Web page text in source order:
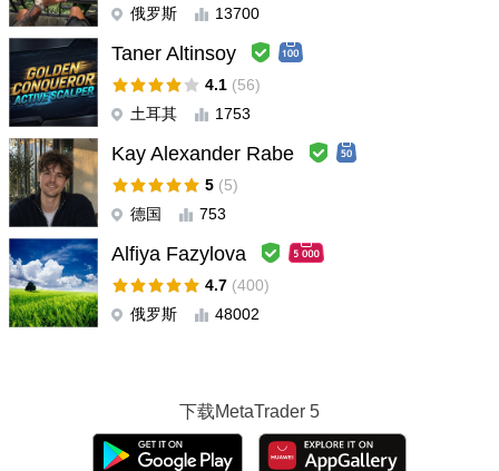
and take-profit levels. The indicator does not repaint. A big plus is
the build-in multy-timeframe trend scanner and a convenient
panel with the essential info (time, spread, profit). Combined with
the author's free educational materials, it helps you understand
the market, not just follow signals blindly. Highly recommended
for both scalping and day trading.
Daniel 2026.07.12 13:56
#
ATOMIC ES UN INDICADOR muy completo , con un alto win rate
, si lo usas en 1 hora sus señales son infalibles , muy buen
soporte para el cliente , ademas sirve para ver de un solo golpe
de vista la tendencia del mercado
seller offers many bonuses, including an ebook on trading
俄罗斯
13700
Taner Altinsoy
4.1 (56)
土耳其
1753
Kay Alexander Rabe
5 (5)
德国
753
Alfiya Fazylova
4.7 (400)
俄罗斯
48002
下载MetaTrader 5